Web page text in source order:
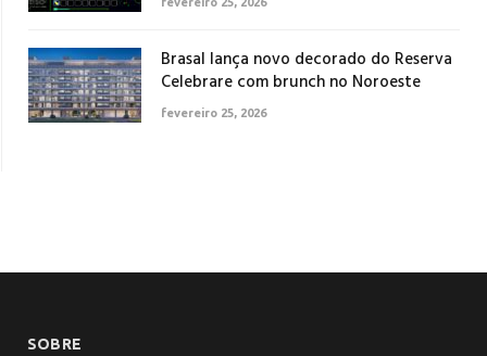
Brasal lança novo decorado do Reserva
Celebrare com brunch no Noroeste
fevereiro 25, 2026
SOBRE